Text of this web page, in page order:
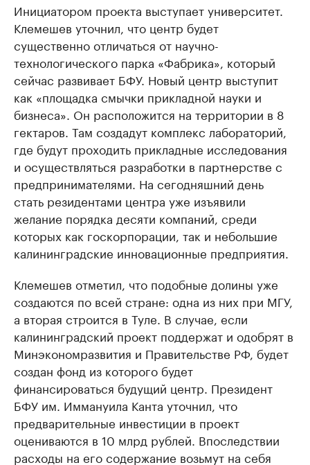
Инициатором проекта выступает университет.
Клемешев уточнил, что центр будет
существенно отличаться от научно-
технологического парка «Фабрика», который
сейчас развивает БФУ. Новый центр выступит
как «площадка смычки прикладной науки и
бизнеса». Он расположится на территории в 8
гектаров. Там создадут комплекс лабораторий,
где будут проходить прикладные исследования
и осуществляться разработки в партнерстве с
предпринимателями. На сегодняшний день
стать резидентами центра уже изъявили
желание порядка десяти компаний, среди
которых как госкорпорации, так и небольшие
калининградские инновационные предприятия.
Клемешев отметил, что подобные долины уже
создаются по всей стране: одна из них при МГУ,
а вторая строится в Туле. В случае, если
калининградский проект поддержат и одобрят в
Минэкономразвития и Правительстве РФ, будет
создан фонд из которого будет
финансироваться будущий центр. Президент
БФУ им. Иммануила Канта уточнил, что
предварительные инвестиции в проект
оцениваются в 10 млрд рублей. Впоследствии
расходы на его содержание возьмут на себя